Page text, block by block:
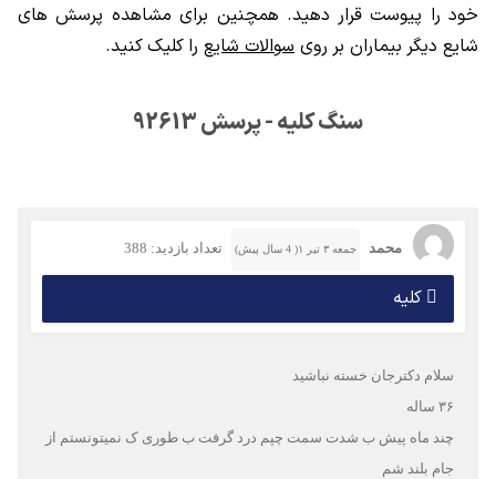
خود را پیوست قرار دهید. همچنین برای مشاهده پرسش های
شایع دیگر بیماران بر روی سوالات شایع را کلیک کنید.
سنگ کلیه - پرسش 92613
محمد جمعه ۳ تیر ۱( 4 سال پیش) تعداد بازدید: 388
کلیه
سلام دکترجان خسته نباشید
۳۶ ساله
چند ماه پیش ب شدت سمت چپم درد گرفت ب طوری ک نمیتونستم از
جام بلند شم